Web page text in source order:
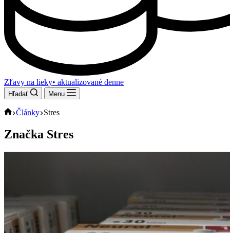
Zľavy na lieky• aktualizované denne
Hľadať Menu
Domov
Články Stres
Značka Stres